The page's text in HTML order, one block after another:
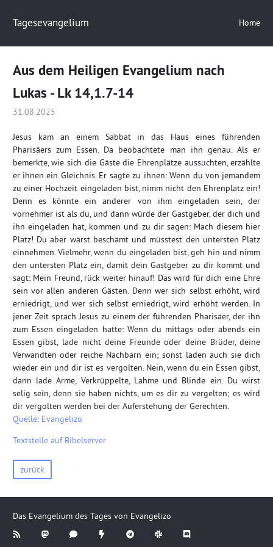
Tagesevangelium Home
Aus dem Heiligen Evangelium nach
Lukas - Lk 14,1.7-14
31.08.2025
Jesus kam an einem Sabbat in das Haus eines führenden
Pharisäers zum Essen. Da beobachtete man ihn genau. Als er
bemerkte, wie sich die Gäste die Ehrenplätze aussuchten, erzählte
er ihnen ein Gleichnis. Er sagte zu ihnen: Wenn du von jemandem
zu einer Hochzeit eingeladen bist, nimm nicht den Ehrenplatz ein!
Denn es könnte ein anderer von ihm eingeladen sein, der
vornehmer ist als du, und dann würde der Gastgeber, der dich und
ihn eingeladen hat, kommen und zu dir sagen: Mach diesem hier
Platz! Du aber wärst beschämt und müsstest den untersten Platz
einnehmen.Vielmehr, wenn du eingeladen bist, geh hin und nimm
den untersten Platz ein, damit dein Gastgeber zu dir kommt und
sagt: Mein Freund, rück weiter hinauf! Das wird für dich eine Ehre
sein vor allen anderen Gästen. Denn wer sich selbst erhöht, wird
erniedrigt, und wer sich selbst erniedrigt, wird erhöht werden. In
jener Zeit sprach Jesus zu einem der führenden Pharisäer, der ihn
zum Essen eingeladen hatte: Wenn du mittags oder abends ein
Essen gibst, lade nicht deine Freunde oder deine Brüder, deine
Verwandten oder reiche Nachbarn ein; sonst laden auch sie dich
wieder ein und dir ist es vergolten. Nein, wenn du ein Essen gibst,
dann lade Arme, Verkrüppelte, Lahme und Blinde ein. Du wirst
selig sein, denn sie haben nichts, um es dir zu vergelten; es wird
dir vergolten werden bei der Auferstehung der Gerechten.
Quelle: Evangelizo
Textstelle auf Bibelserver
zurück
Das Evangelium des Tages von Evangelizo